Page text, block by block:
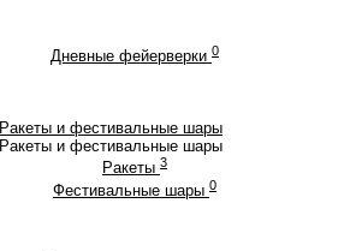
Дневные фейерверки 0
Ракеты и фестивальные шары
Ракеты и фестивальные шары
Ракеты 3
Фестивальные шары 0